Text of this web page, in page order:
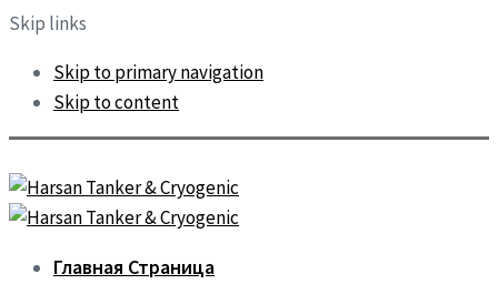
Skip links
Skip to primary navigation
Skip to content
Главная Страница